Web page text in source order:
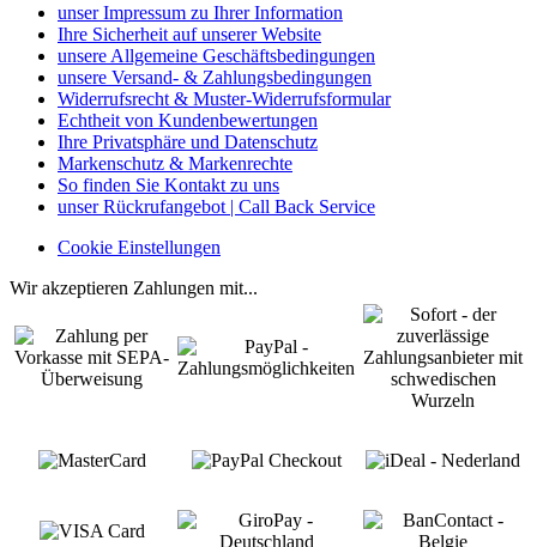
unser Impressum zu Ihrer Information
Ihre Sicherheit auf unserer Website
unsere Allgemeine Geschäftsbedingungen
unsere Versand- & Zahlungsbedingungen
Widerrufsrecht & Muster-Widerrufsformular
Echtheit von Kundenbewertungen
Ihre Privatsphäre und Datenschutz
Markenschutz & Markenrechte
So finden Sie Kontakt zu uns
unser Rückrufangebot | Call Back Service
Cookie Einstellungen
Wir akzeptieren Zahlungen mit...